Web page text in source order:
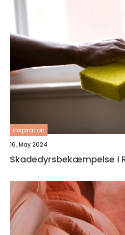
inspiration
16. May 2024
Skadedyrsbekæmpelse i